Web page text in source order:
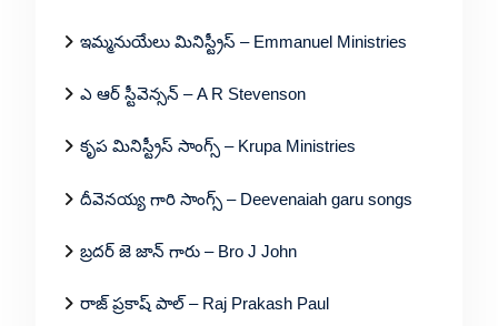
ఇమ్మనుయేలు మినిస్ట్రీస్ – Emmanuel Ministries
ఎ ఆర్ స్టీవెన్సన్ – A R Stevenson
కృప మినిస్ట్రీస్ సాంగ్స్ – Krupa Ministries
దీవెనయ్య గారి సాంగ్స్ – Deevenaiah garu songs
బ్రదర్ జె జాన్ గారు – Bro J John
రాజ్ ప్రకాష్ పాల్ – Raj Prakash Paul